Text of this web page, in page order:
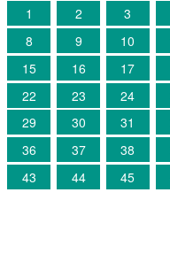
1 2 3
8
9 10
15
16 17
22
23 24
29
30 31
36
37 38
43
44 45